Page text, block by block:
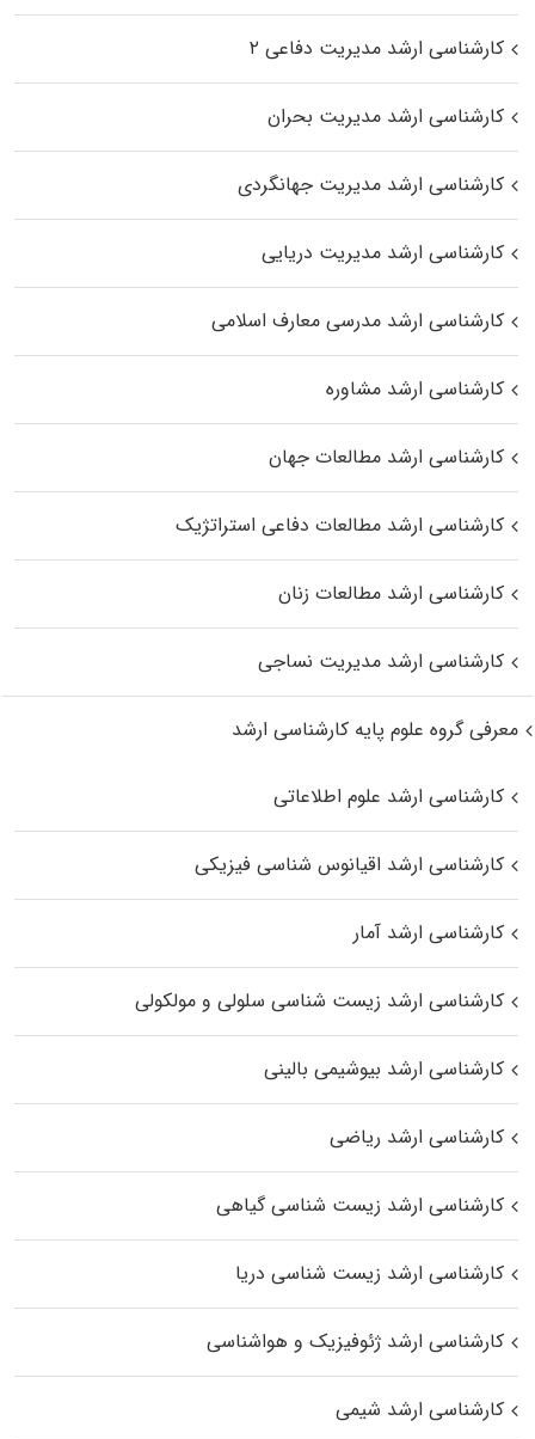
کارشناسی ارشد مدیریت دفاعی ۲
کارشناسی ارشد مدیریت بحران
کارشناسی ارشد مدیریت جهانگردی
کارشناسی ارشد مدیریت دریایی
کارشناسی ارشد مدرسی معارف اسلامی
کارشناسی ارشد مشاوره
کارشناسی ارشد مطالعات جهان
کارشناسی ارشد مطالعات دفاعی استراتژیک
کارشناسی ارشد مطالعات زنان
کارشناسی ارشد مدیریت نساجی
معرفی گروه علوم پایه کارشناسی ارشد
کارشناسی ارشد علوم اطلاعاتی
کارشناسی ارشد اقیانوس‌ شناسی فیزیکی
کارشناسی ارشد آمار
کارشناسی ارشد زیست شناسی سلولی و مولکولی
کارشناسی ارشد بیوشیمی بالینی
کارشناسی ارشد ریاضی
کارشناسی ارشد زیست‌ شناسی گیاهی
کارشناسی ارشد زیست‌ شناسی دریا
کارشناسی ارشد ژئوفیزیک و هواشناسی
کارشناسی ارشد شیمی